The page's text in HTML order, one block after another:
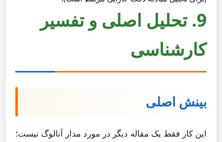
9. تحلیل اصلی و تفسیر
کارشناسی
بینش اصلی
این کار فقط یک مقاله دیگر در مورد مدار آنالوگ نیست؛